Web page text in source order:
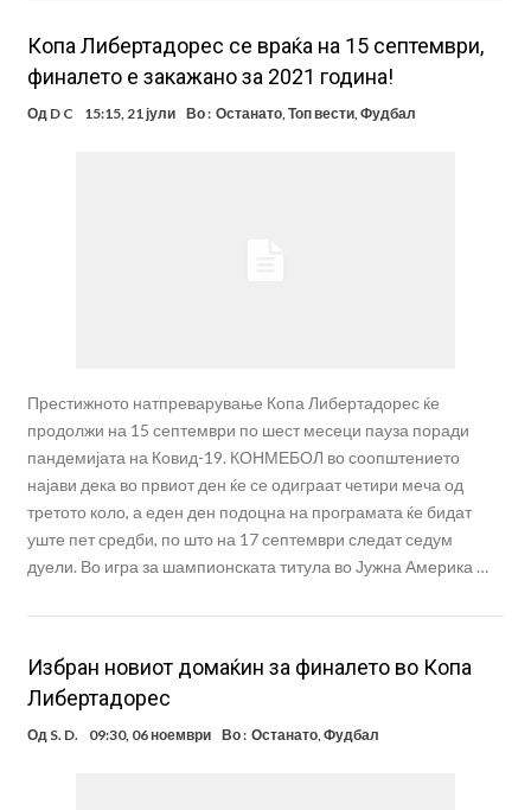
Копа Либертадорес се враќа на 15 септември,
финалето е закажано за 2021 година!
Од D C 15:15, 21 јули Во : Останато, Топ вести, Фудбал
Престижното натпреварување Копа Либертадорес ќе
продолжи на 15 септември по шест месеци пауза поради
пандемијата на Ковид-19. КОНМЕБОЛ во соопштението
најави дека во првиот ден ќе се одиграат четири меча од
третото коло, а еден ден подоцна на програмата ќе бидат
уште пет средби, по што на 17 септември следат седум
дуели. Во игра за шампионската титула во Јужна Америка …
Избран новиот домаќин за финалето во Копа
Либертадорес
Од S. D. 09:30, 06 ноември Во : Останато,Фудбал